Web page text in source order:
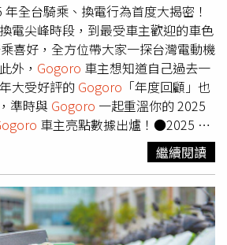
年全台騎乘、換電行為首度大揭密！
電尖峰時段，到最受車主歡迎的車色
喜好，全方位帶大家一探台灣電動機
外， Gogoro 車主想知道自己過去一
大受好評的 Gogoro 「年度回顧」也
準時與 Gogoro 一起重溫你的 2025
車主亮點數據出爐！●2025 年
！你也有在「這一站」換過電嗎？
站集中於都會辦公區、經濟商圈與交
的是「第一銀行延吉站」，坐落於辦
松山區，提供上班通勤族最方便的換
11 萬，平均每日幫助近 400 位車主
別為光華商場旁的「光華數位新天地
繼續閱讀